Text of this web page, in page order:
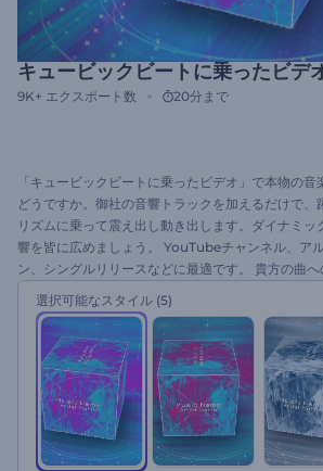
キュービックビートに乗ったビデ
9K+ エクスポート数 20分まで
「キュービックビートに乗ったビデオ」で本物の
どうですか。御社の音響トラックを加えるだけで、
リズムに乗って震え出し動き出します。ダイナミッ
響を皆に広めましょう。 YouTubeチャンネル、ア
ン、シングルリリースなどに最適です。 貴方の曲
ては。今すぐお試しを！
選択可能なスタイル (5)